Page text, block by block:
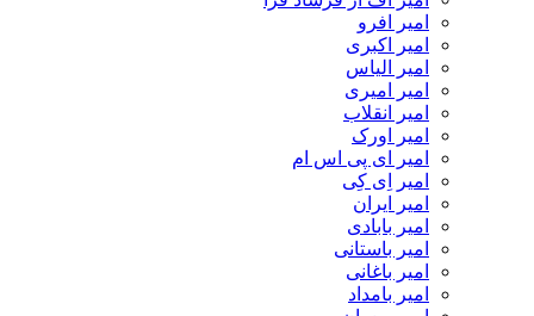
امیر افرو
امیر اکبری
امیر الیاس
امیر امیری
امیر انقلاب
امیر اورک
امیر ای پی اس ام
امیر اِی کِی
امیر ایران
امیر بابادی
امیر باستانی
امیر باغانی
امیر بامداد